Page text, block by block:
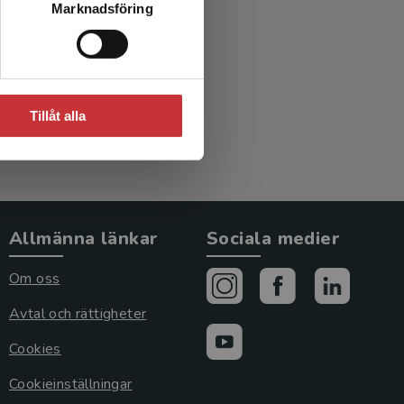
Marknadsföring
Tillåt alla
Allmänna länkar
Om oss
Avtal och rättigheter
Cookies
Cookieinställningar
Sociala medier